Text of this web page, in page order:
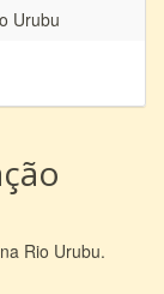
Urubu
Rio Urubu.